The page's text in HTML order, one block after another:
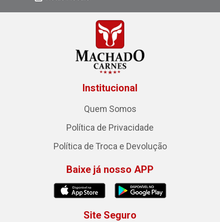
Institucional
Quem Somos
Política de Privacidade
Política de Troca e Devolução
Baixe já nosso APP
Site Seguro